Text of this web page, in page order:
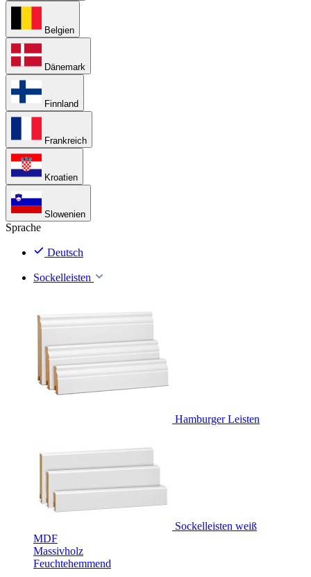
Belgien
Dänemark
Finnland
Frankreich
Kroatien
Slowenien
Sprache
Deutsch
Sockelleisten
Hamburger Leisten
Sockelleisten weiß
MDF
Massivholz
Feuchtehemmend